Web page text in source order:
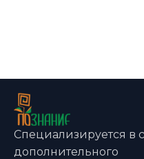
Специализируется в
дополнительного